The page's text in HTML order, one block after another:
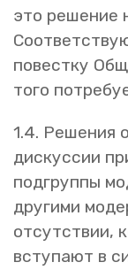
это решение
повестку
того
1.4. Решения
дискуссии
подгруппы
другими
отсутствии,
вступают в